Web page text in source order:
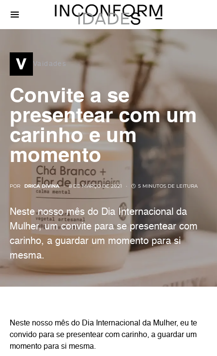
v Vaidades
Convite a se
presentear com um
carinho e um
momento
POR DRICA DIVINA 8 DE MARÇO DE 2021 5 MINUTOS DE LEITURA
Neste nosso mês do Dia Internacional da
Mulher, um convite para se presentear com
carinho, a guardar um momento para si
mesma.
Neste nosso mês do Dia Internacional da Mulher, eu te
convido para se presentear com carinho, a guardar um
momento para si mesma.